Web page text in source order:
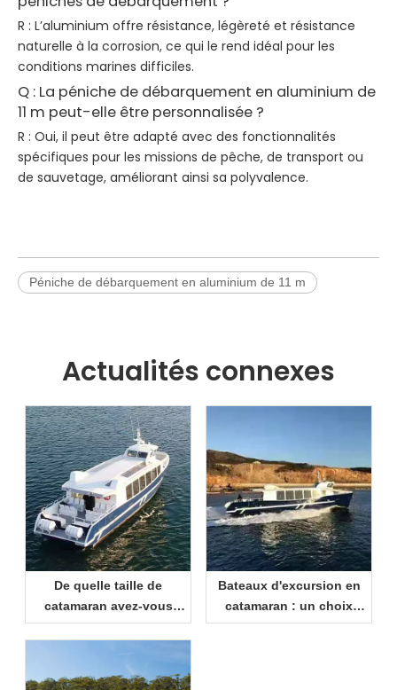
R : L’aluminium offre résistance, légèreté et résistance
naturelle à la corrosion, ce qui le rend idéal pour les
conditions marines difficiles.
Q : La péniche de débarquement en aluminium de
11 m peut-elle être personnalisée ?
R : Oui, il peut être adapté avec des fonctionnalités
spécifiques pour les missions de pêche, de transport ou
de sauvetage, améliorant ainsi sa polyvalence.
Péniche de débarquement en aluminium de 11 m
Actualités connexes
De quelle taille de
catamaran avez-vous
besoin ? Un guide
acheteurs
Bateaux d'excursion en
catamaran : un choix
intelligent pour les